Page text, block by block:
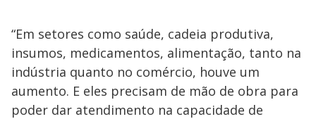
“Em setores como saúde, cadeia produtiva,
insumos, medicamentos, alimentação, tanto na
indústria quanto no comércio, houve um
aumento. E eles precisam de mão de obra para
poder dar atendimento na capacidade de